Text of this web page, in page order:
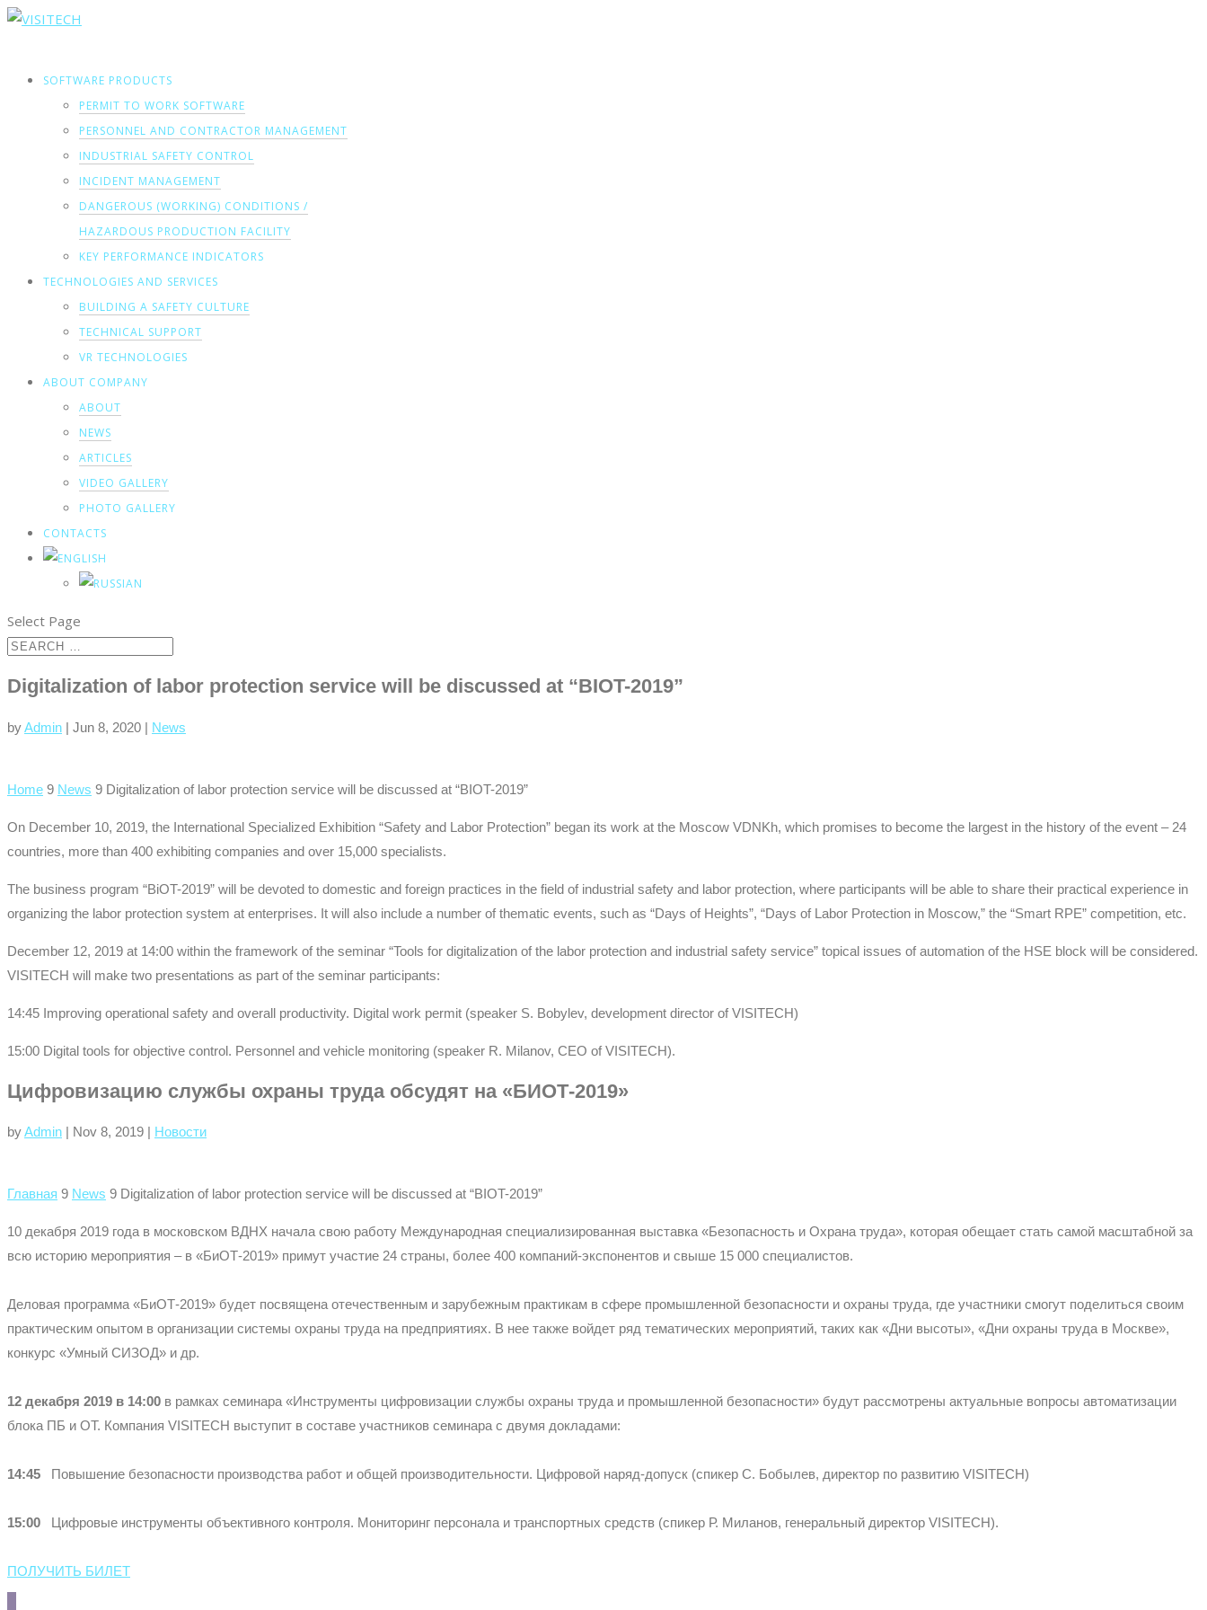
SOFTWARE PRODUCTS
PERMIT TO WORK SOFTWARE
PERSONNEL AND CONTRACTOR MANAGEMENT
INDUSTRIAL SAFETY CONTROL
INCIDENT MANAGEMENT
DANGEROUS (WORKING) CONDITIONS /
HAZARDOUS PRODUCTION FACILITY
KEY PERFORMANCE INDICATORS
TECHNOLOGIES AND SERVICES
BUILDING A SAFETY CULTURE
TECHNICAL SUPPORT
VR TECHNOLOGIES
ABOUT COMPANY
ABOUT
NEWS
ARTICLES
VIDEO GALLERY
PHOTO GALLERY
CONTACTS
Select Page
Digitalization of labor protection service will be discussed at “BIOT-2019”
byAdmin | Jun 8, 2020 | News
Home 9 News 9 Digitalization of labor protection service will be discussed at “BIOT-2019”
On December 10, 2019, the International Specialized Exhibition “Safety and Labor Protection” began its work at the Moscow VDNKh, which promises to become the largest in the history of the event – 24
countries, more than 400 exhibiting companies and over 15,000 specialists.
The business program “BiOT-2019” will be devoted to domestic and foreign practices in the field of industrial safety and labor protection, where participants will be able to share their practical experience in
organizing the labor protection system at enterprises. It will also include a number of thematic events, such as “Days of Heights”, “Days of Labor Protection in Moscow,” the “Smart RPE” competition, etc.
December 12, 2019 at 14:00 within the framework of the seminar “Tools for digitalization of the labor protection and industrial safety service” topical issues of automation of the HSE block will be considered.
VISITECH will make two presentations as part of the seminar participants:
14:45 Improving operational safety and overall productivity. Digital work permit (speaker S. Bobylev, development director of VISITECH)
15:00 Digital tools for objective control. Personnel and vehicle monitoring (speaker R. Milanov, CEO of VISITECH).
Цифровизацию службы охраны труда обсудят на «БИОТ-2019»
byAdmin | Nov 8, 2019 | Новости
Главная 9 News 9 Digitalization of labor protection service will be discussed at “BIOT-2019”
10 декабря 2019 года в московском ВДНХ начала свою работу Международная специализированная выставка «Безопасность и Охрана труда», которая обещает стать самой масштабной за
всю историю мероприятия – в «БиОТ-2019» примут участие 24 страны, более 400 компаний-экспонентов и свыше 15 000 специалистов.
Деловая программа «БиОТ-2019» будет посвящена отечественным и зарубежным практикам в сфере промышленной безопасности и охраны труда, где участники смогут поделиться своим
практическим опытом в организации системы охраны труда на предприятиях. В нее также войдет ряд тематических мероприятий, таких как «Дни высоты», «Дни охраны труда в Москве»,
конкурс «Умный СИЗОД» и др.
12 декабря 2019 в 14:00 в рамках семинара «Инструменты цифровизации службы охраны труда и промышленной безопасности» будут рассмотрены актуальные вопросы автоматизации
блока ПБ и ОТ. Компания VISITECH выступит в составе участников семинара с двумя докладами:
14:45 Повышение безопасности производства работ и общей производительности. Цифровой наряд-допуск (спикер С. Бобылев, директор по развитию VISITECH)
15:00 Цифровые инструменты объективного контроля. Мониторинг персонала и транспортных средств (спикер Р. Миланов, генеральный директор VISITECH).
ПОЛУЧИТЬ БИЛЕТ